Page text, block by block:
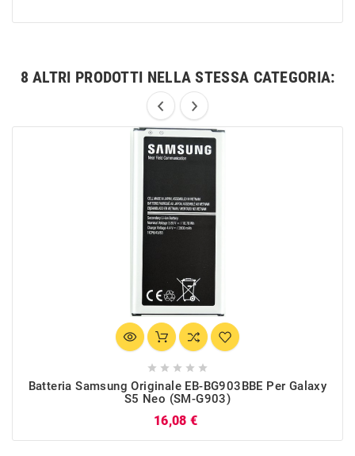
8 ALTRI PRODOTTI NELLA STESSA CATEGORIA:
    
Batteria Samsung Originale EB-BG903BBE Per Galaxy
S5 Neo (SM-G903)
16,08 €